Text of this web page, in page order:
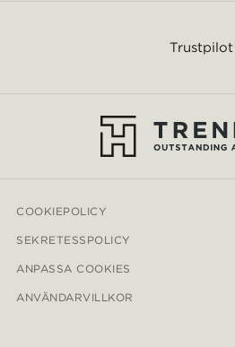
Trustpilot
COOKIEPOLICY
SEKRETESSPOLICY
ANPASSA COOKIES
ANVÄNDARVILLKOR